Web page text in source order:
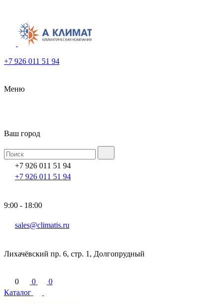
+7 926 011 51 94
Меню
Ваш город
+7 926 011 51 94
+7 926 011 51 94
9:00 - 18:00
sales@climatis.ru
Лихачёвский пр. 6, стр. 1, Долгопрудный
0 0
0
Каталог